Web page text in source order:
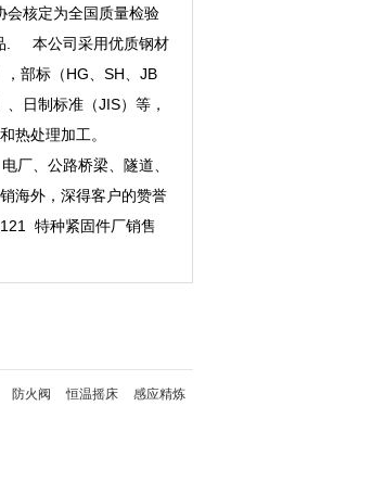
会核定为全国质量检验
品. 本公司采用优质钢材
部标（HG、SH、JB
日制标准（JIS）等，
工和热处理加工。
厂、公路桥梁、隧道、
海外，深得客户的赞誉
特种紧固件厂销售
防火阀 恒温摇床
感应精炼